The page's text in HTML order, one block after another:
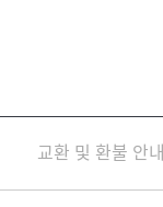
교환 및 환불 안내